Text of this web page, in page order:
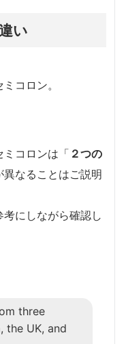
い
コロン。
ミコロンは「 ２つの
異なることはご説明
にしながら確認し
three
the UK, and